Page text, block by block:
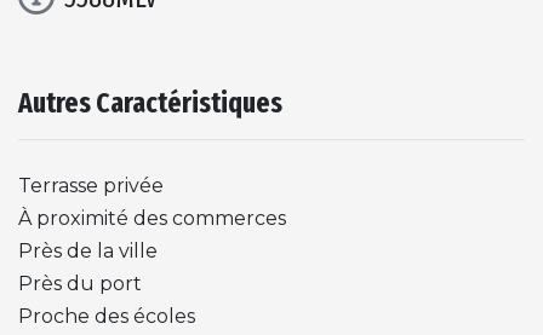
Autres Caractéristiques
Terrasse privée
À proximité des commerces
Près de la ville
Près du port
Proche des écoles